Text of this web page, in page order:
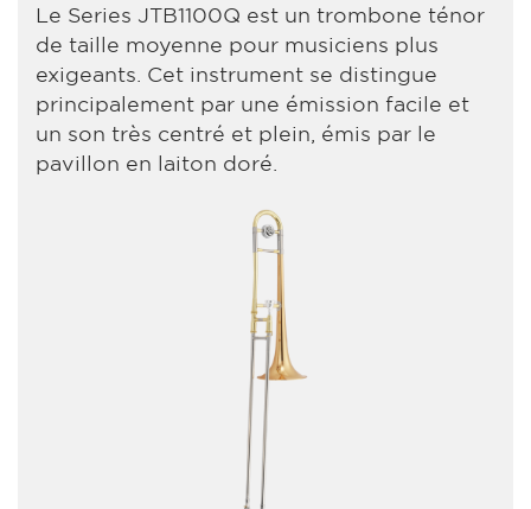
Le Series JTB1100Q est un trombone ténor
de taille moyenne pour musiciens plus
exigeants. Cet instrument se distingue
principalement par une émission facile et
un son très centré et plein, émis par le
pavillon en laiton doré.